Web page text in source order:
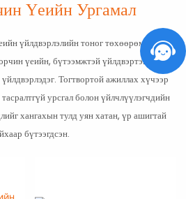
Үеийн Ургамал
үйлдвэрлэлийн тоног төхөөрөмж,
үеийн, бүтээмжтэй үйлдвэртэй. Энд
Тогтвортой ажиллах хүчээр
урсгал болон үйлчлүүлэгчдийн
хангахын тулд уян хатан, үр ашигтай
бүтээгдсэн.